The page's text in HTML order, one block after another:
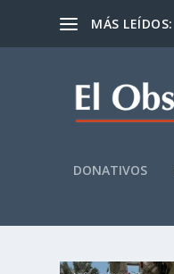
MÁS LEÍDOS:
DONATIVOS